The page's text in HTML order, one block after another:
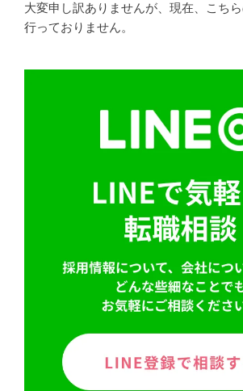
大変申し訳ありませんが、現在、こち
行っておりません。